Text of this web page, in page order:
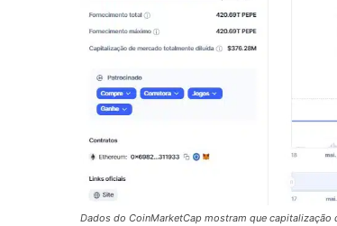
Dados do CoinMarketCap mostram que